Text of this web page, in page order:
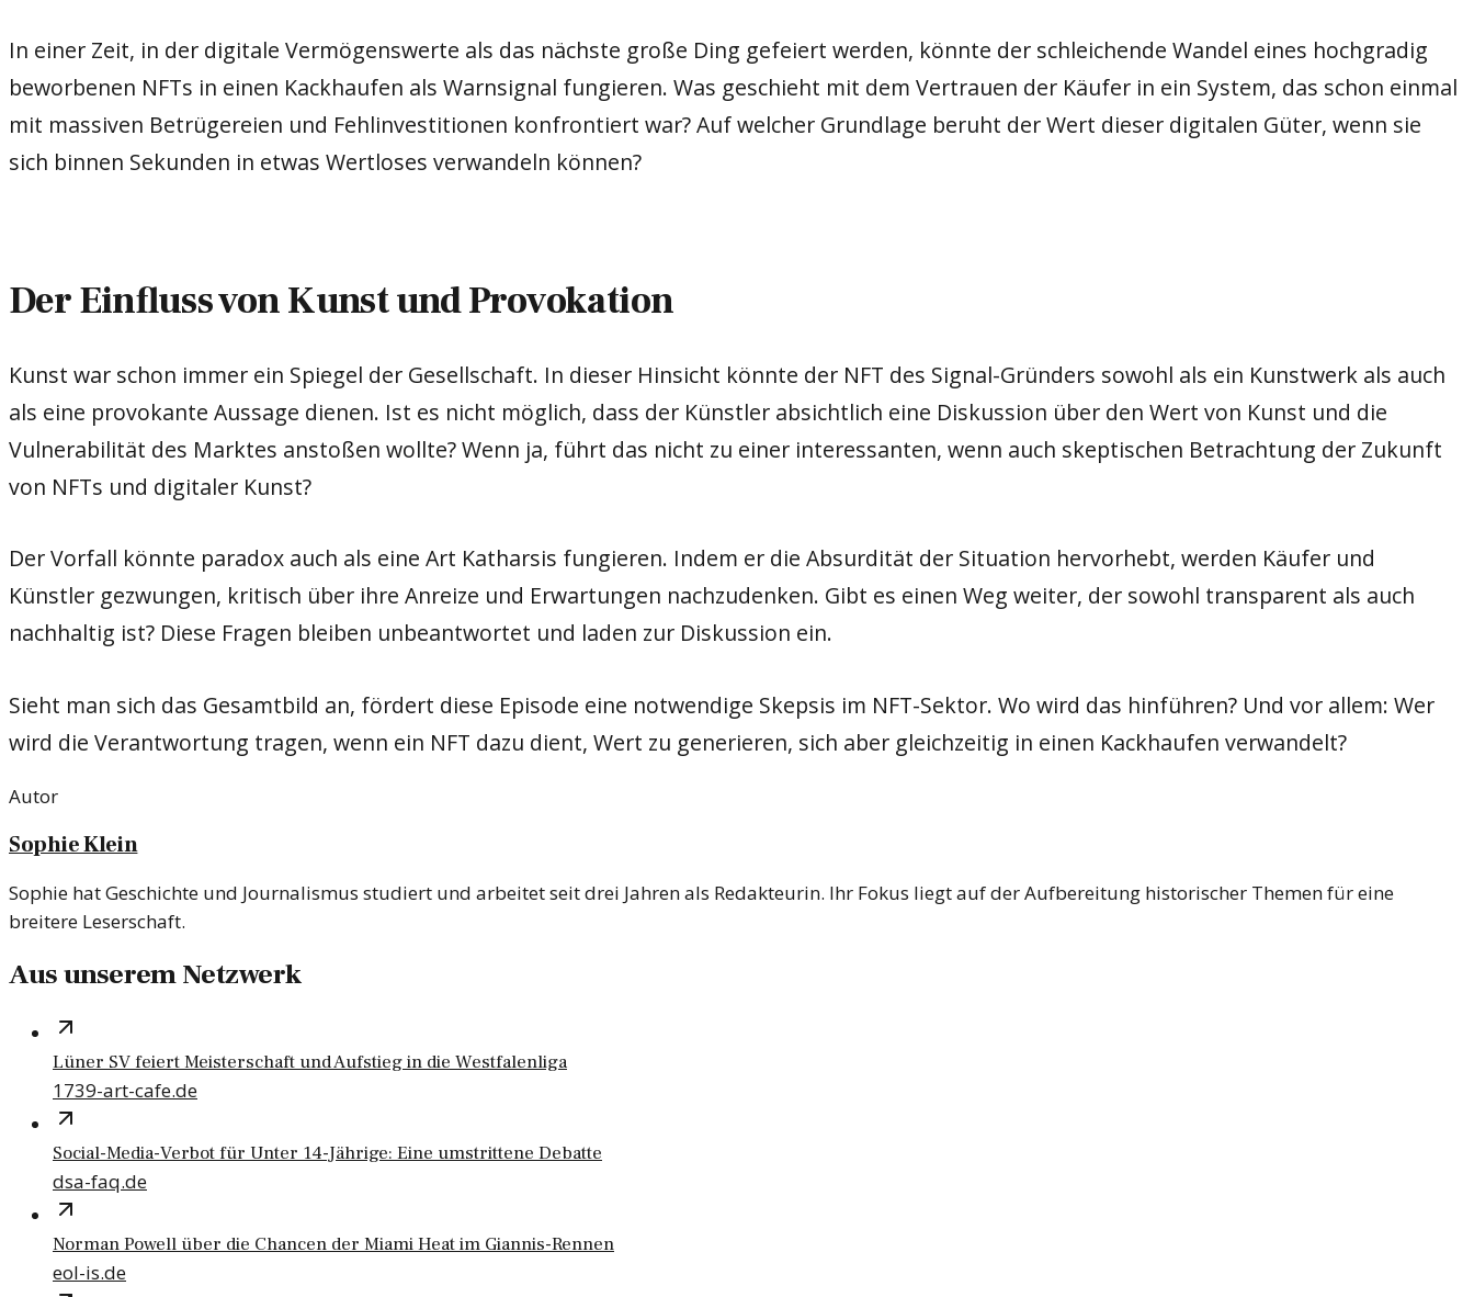
In einer Zeit, in der digitale Vermögenswerte als das nächste große Ding gefeiert werden, könnte der schleichende Wandel eines hochgradig
beworbenen NFTs in einen Kackhaufen als Warnsignal fungieren. Was geschieht mit dem Vertrauen der Käufer in ein System, das schon einmal
mit massiven Betrügereien und Fehlinvestitionen konfrontiert war? Auf welcher Grundlage beruht der Wert dieser digitalen Güter, wenn sie
sich binnen Sekunden in etwas Wertloses verwandeln können?
Der Einfluss von Kunst und Provokation
Kunst war schon immer ein Spiegel der Gesellschaft. In dieser Hinsicht könnte der NFT des Signal-Gründers sowohl als ein Kunstwerk als auch
als eine provokante Aussage dienen. Ist es nicht möglich, dass der Künstler absichtlich eine Diskussion über den Wert von Kunst und die
Vulnerabilität des Marktes anstoßen wollte? Wenn ja, führt das nicht zu einer interessanten, wenn auch skeptischen Betrachtung der Zukunft
von NFTs und digitaler Kunst?
Der Vorfall könnte paradox auch als eine Art Katharsis fungieren. Indem er die Absurdität der Situation hervorhebt, werden Käufer und
Künstler gezwungen, kritisch über ihre Anreize und Erwartungen nachzudenken. Gibt es einen Weg weiter, der sowohl transparent als auch
nachhaltig ist? Diese Fragen bleiben unbeantwortet und laden zur Diskussion ein.
Sieht man sich das Gesamtbild an, fördert diese Episode eine notwendige Skepsis im NFT-Sektor. Wo wird das hinführen? Und vor allem: Wer
wird die Verantwortung tragen, wenn ein NFT dazu dient, Wert zu generieren, sich aber gleichzeitig in einen Kackhaufen verwandelt?
Autor
Sophie Klein
Sophie hat Geschichte und Journalismus studiert und arbeitet seit drei Jahren als Redakteurin. Ihr Fokus liegt auf der Aufbereitung historischer Themen für eine
breitere Leserschaft.
Aus unserem Netzwerk
Lüner SV feiert Meisterschaft und Aufstieg in die Westfalenliga
1739-art-cafe.de
Social-Media-Verbot für Unter 14-Jährige: Eine umstrittene Debatte
dsa-faq.de
Norman Powell über die Chancen der Miami Heat im Giannis-Rennen
eol-is.de